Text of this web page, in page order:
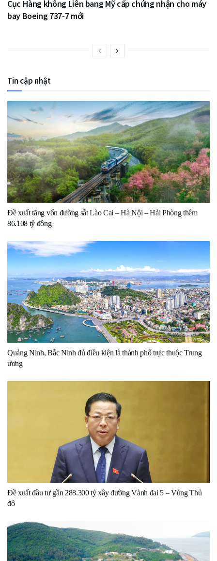
Cục Hàng không Liên bang Mỹ cấp chứng nhận cho máy
bay Boeing 737-7 mới
Tin cập nhật
Đề xuất tăng vốn đường sắt Lào Cai – Hà Nội – Hải Phòng thêm
86.108 tỷ đồng
Quảng Ninh, Bắc Ninh đủ điều kiện là thành phố trực thuộc Trung
ương
Đề xuất đầu tư gần 288.300 tỷ xây đường Vành đai 5 – Vùng Thủ
đô